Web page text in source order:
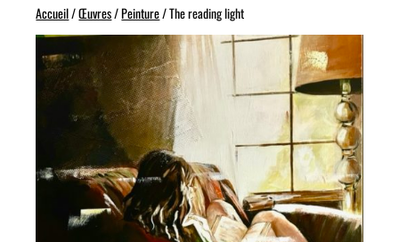
Accueil/Œuvres/Peinture/ The reading light